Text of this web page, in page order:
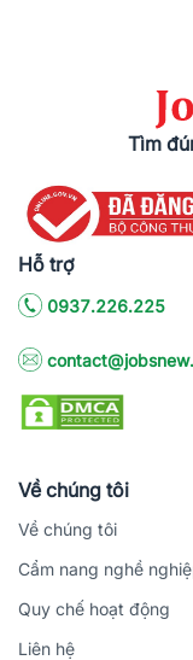
Tìm
Hỗ trợ
0937.226.225
Về chúng tôi
Về chúng tôi
Cẩm nang nghề
Quy chế hoạt động
Liên hệ